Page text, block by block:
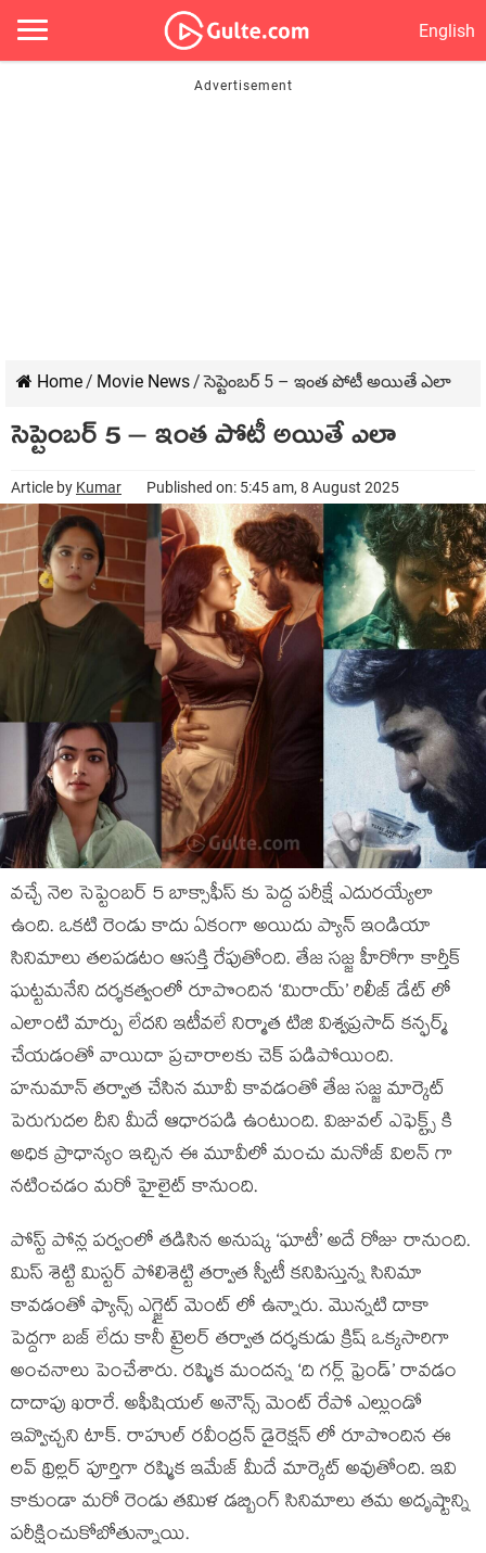
English
Home/ Movie News/ సెప్టెంబర్ 5 – ఇంత పోటీ అయితే ఎలా
సెప్టెంబర్ 5 – ఇంత పోటీ అయితే ఎలా
Article by Kumar Published on: 5:45 am, 8 August 2025
వచ్చే నెల సెప్టెంబర్ 5 బాక్సాఫీస్ కు పెద్ద పరీక్షే ఎదురయ్యేలా
ఉంది. ఒకటి రెండు కాదు ఏకంగా అయిదు ప్యాన్ ఇండియా
సినిమాలు తలపడటం ఆసక్తి రేపుతోంది. తేజ సజ్జ హీరోగా కార్తీక్
ఘట్టమనేని దర్శకత్వంలో రూపొందిన ‘మిరాయ్’ రిలీజ్ డేట్ లో
ఎలాంటి మార్పు లేదని ఇటీవలే నిర్మాత టిజి విశ్వప్రసాద్ కన్ఫర్మ్
చేయడంతో వాయిదా ప్రచారాలకు చెక్ పడిపోయింది.
హనుమాన్ తర్వాత చేసిన మూవీ కావడంతో తేజ సజ్జ మార్కెట్
పెరుగుదల దీని మీదే ఆధారపడి ఉంటుంది. విజువల్ ఎఫెక్ట్స్ కి
అధిక ప్రాధాన్యం ఇచ్చిన ఈ మూవీలో మంచు మనోజ్ విలన్ గా
నటించడం మరో హైలైట్ కానుంది.
పోస్ట్ పోన్ల పర్వంలో తడిసిన అనుష్క ‘ఘాటీ’ అదే రోజు రానుంది.
మిస్ శెట్టి మిస్టర్ పోలిశెట్టి తర్వాత స్వీటీ కనిపిస్తున్న సినిమా
కావడంతో ఫ్యాన్స్ ఎగ్జైట్ మెంట్ లో ఉన్నారు. మొన్నటి దాకా
పెద్దగా బజ్ లేదు కానీ ట్రైలర్ తర్వాత దర్శకుడు క్రిష్ ఒక్కసారిగా
అంచనాలు పెంచేశారు. రష్మిక మందన్న ‘ది గర్ల్ ఫ్రెండ్’ రావడం
దాదాపు ఖరారే. అఫీషియల్ అనౌన్స్ మెంట్ రేపో ఎల్లుండో
ఇవ్వొచ్చని టాక్. రాహుల్ రవీంద్రన్ డైరెక్షన్ లో రూపొందిన ఈ
లవ్ థ్రిల్లర్ పూర్తిగా రష్మిక ఇమేజ్ మీదే మార్కెట్ అవుతోంది. ఇవి
కాకుండా మరో రెండు తమిళ డబ్బింగ్ సినిమాలు తమ అదృష్టాన్ని
పరీక్షించుకోబోతున్నాయి.